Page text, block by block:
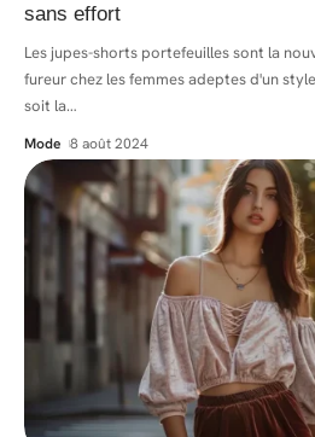
sans effort
Les jupes-shorts portefeuilles sont la
fureur chez les femmes adeptes d'un
soit la…
Mode 8 août 2024